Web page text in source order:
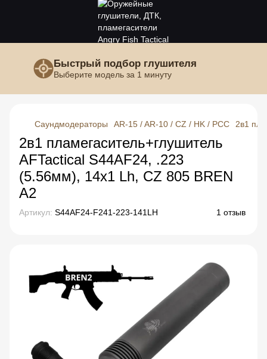
Быстрый подбор глушителя
Выберите модель за 1 минуту
Саундмодераторы AR-15 / AR-10 / CZ / HK / PCC 2в1
2в1 пламегаситель+глушитель
AFTactical S44AF24, .223
(5.56мм), 14x1 Lh, CZ 805 BREN
A2
Артикул: S44AF24-F241-223-141LH 1 отзыв